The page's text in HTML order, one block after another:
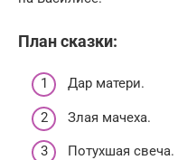
План сказки:
Дар матери.
Злая мачеха.
Потухшая свеча.